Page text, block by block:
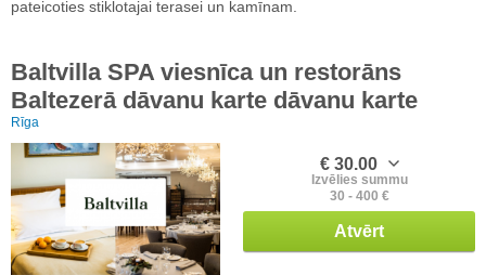
pateicoties stiklotajai terasei un kamīnam.
Baltvilla SPA viesnīca un restorāns
Baltezerā dāvanu karte dāvanu karte
Rīga
€ 30.00
Izvēlies summu
30 - 400 €
Atvērt